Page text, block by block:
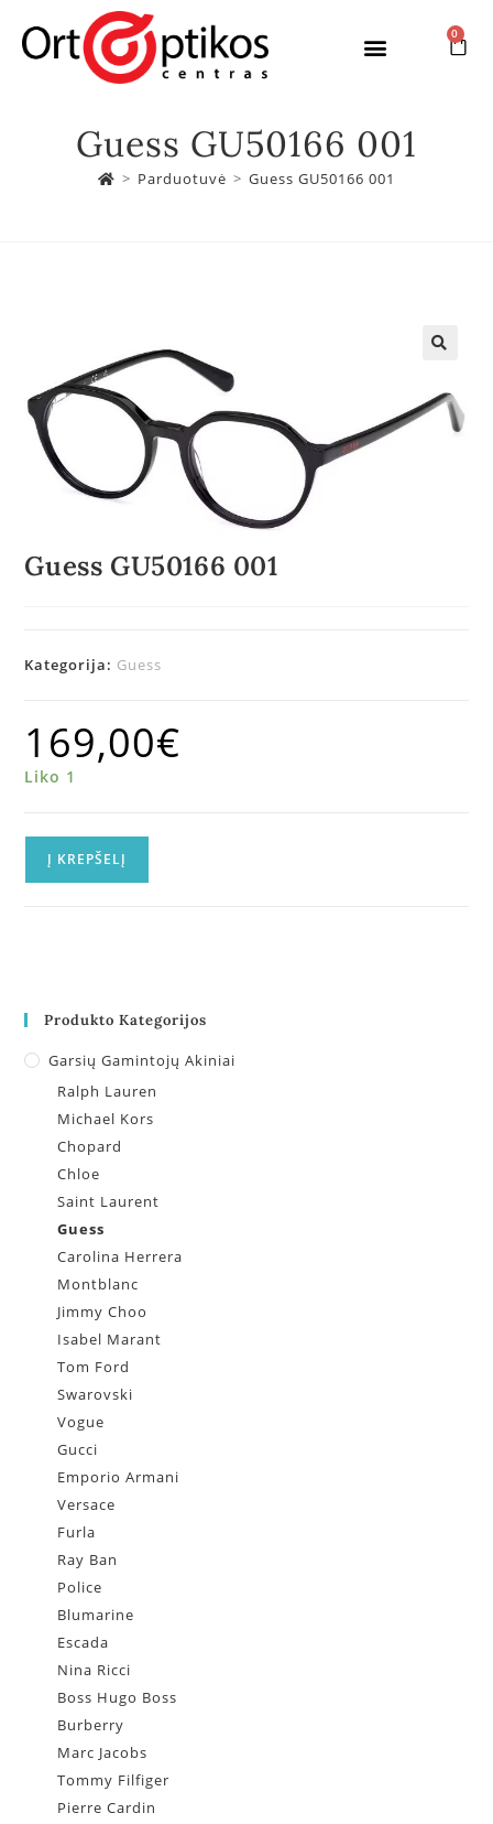
0
Guess GU50166 001
> Parduotuvė > Guess GU50166 001
Guess GU50166 001
Kategorija: Guess
169,00€
Liko 1
Į KREPŠELĮ
Produkto Kategorijos
Garsių Gamintojų Akiniai
Ralph Lauren
Michael Kors
Chopard
Chloe
Saint Laurent
Guess
Carolina Herrera
Montblanc
Jimmy Choo
Isabel Marant
Tom Ford
Swarovski
Vogue
Gucci
Emporio Armani
Versace
Furla
Ray Ban
Police
Blumarine
Escada
Nina Ricci
Boss Hugo Boss
Burberry
Marc Jacobs
Tommy Filfiger
Pierre Cardin